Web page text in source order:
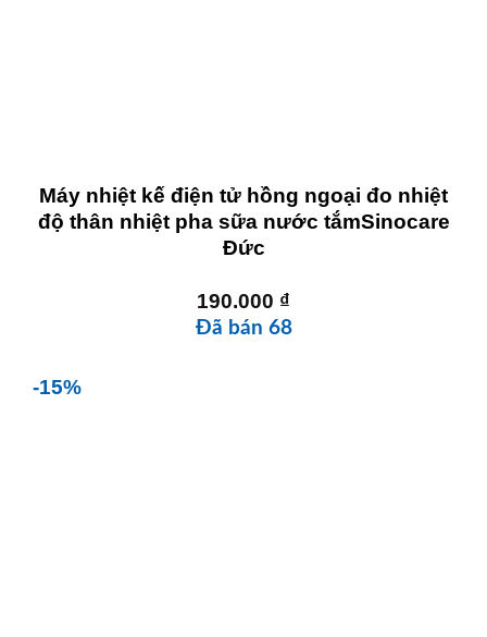
Máy nhiệt kế điện tử hồng ngoại đo nhiệt
độ thân nhiệt pha sữa nước tắmSinocare
Đức
190.000 ₫
Đã bán 68
-15%